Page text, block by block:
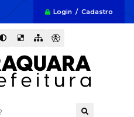
Login / Cadastro